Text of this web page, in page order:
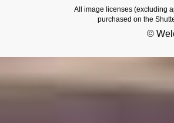
All image licenses (excluding
purchased on the
©